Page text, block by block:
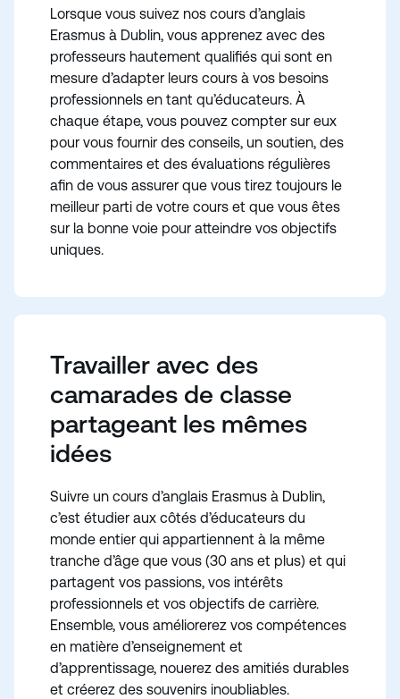
Lorsque vous suivez nos cours d’anglais
Erasmus à Dublin, vous apprenez avec des
professeurs hautement qualifiés qui sont en
mesure d’adapter leurs cours à vos besoins
professionnels en tant qu’éducateurs. À
chaque étape, vous pouvez compter sur eux
pour vous fournir des conseils, un soutien, des
commentaires et des évaluations régulières
afin de vous assurer que vous tirez toujours le
meilleur parti de votre cours et que vous êtes
sur la bonne voie pour atteindre vos objectifs
uniques.
Travailler avec des
camarades de classe
partageant les mêmes
idées
Suivre un cours d’anglais Erasmus à Dublin,
c’est étudier aux côtés d’éducateurs du
monde entier qui appartiennent à la même
tranche d’âge que vous (30 ans et plus) et qui
partagent vos passions, vos intérêts
professionnels et vos objectifs de carrière.
Ensemble, vous améliorerez vos compétences
en matière d’enseignement et
d’apprentissage, nouerez des amitiés durables
et créerez des souvenirs inoubliables.